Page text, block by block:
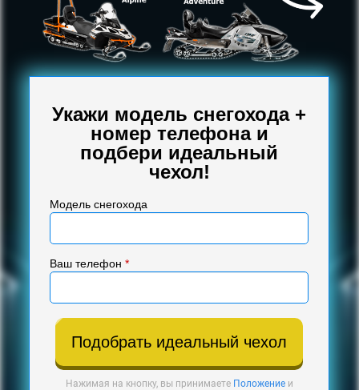
Укажи модель снегохода +
номер телефона и
подбери идеальный
чехол!
Модель снегохода
Ваш телефон *
Подобрать идеальный чехол
Нажимая на кнопку, вы принимаете Положениеи